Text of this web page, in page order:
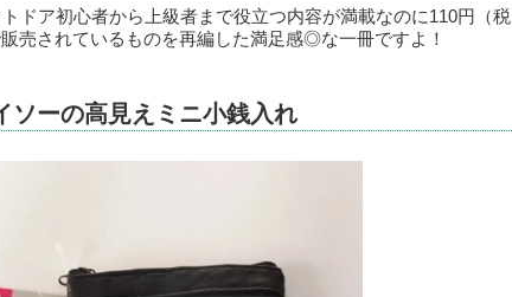
ドア初心者から上級者まで役立つ内容が満載なのに110円（税
売されているものを再編した満足感◎な一冊ですよ！
ソーの高見えミニ小銭入れ